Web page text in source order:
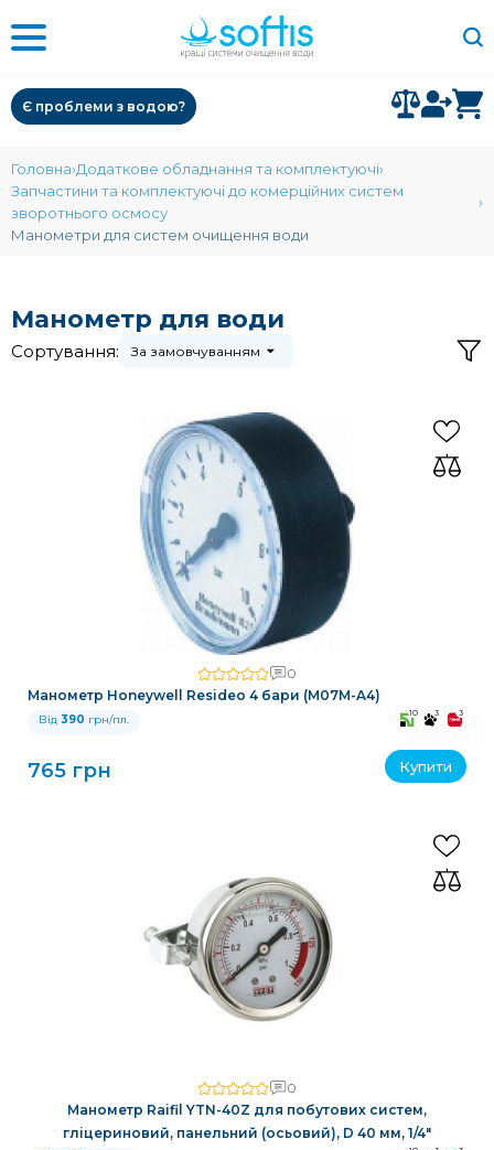
Є проблеми з водою?
Головна Додаткове обладнання та комплектуючі
Запчастини та комплектуючі до комерційних систем
зворотнього осмосу
Манометри для систем очищення води
Манометр для води
Сортування: За замовчуванням
0
Манометр Honeywell Resideo 4 бари (M07M-A4)
Від 390 грн/пл. 10 3 3
765 грн Купити
0
Манометр Raifil YTN-40Z для побутових систем,
гліцериновий, панельний (осьовий), D 40 мм, 1/4″